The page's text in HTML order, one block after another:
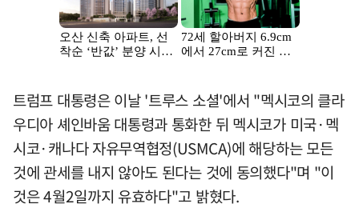
트럼프 대통령은 이날 '트루스 소셜'에서 "멕시코의 클라
우디아 셰인바움 대통령과 통화한 뒤 멕시코가 미국·멕
시코·캐나다 자유무역협정(USMCA)에 해당하는 모든
것에 관세를 내지 않아도 된다는 것에 동의했다"며 "이
것은 4월2일까지 유효하다"고 밝혔다.